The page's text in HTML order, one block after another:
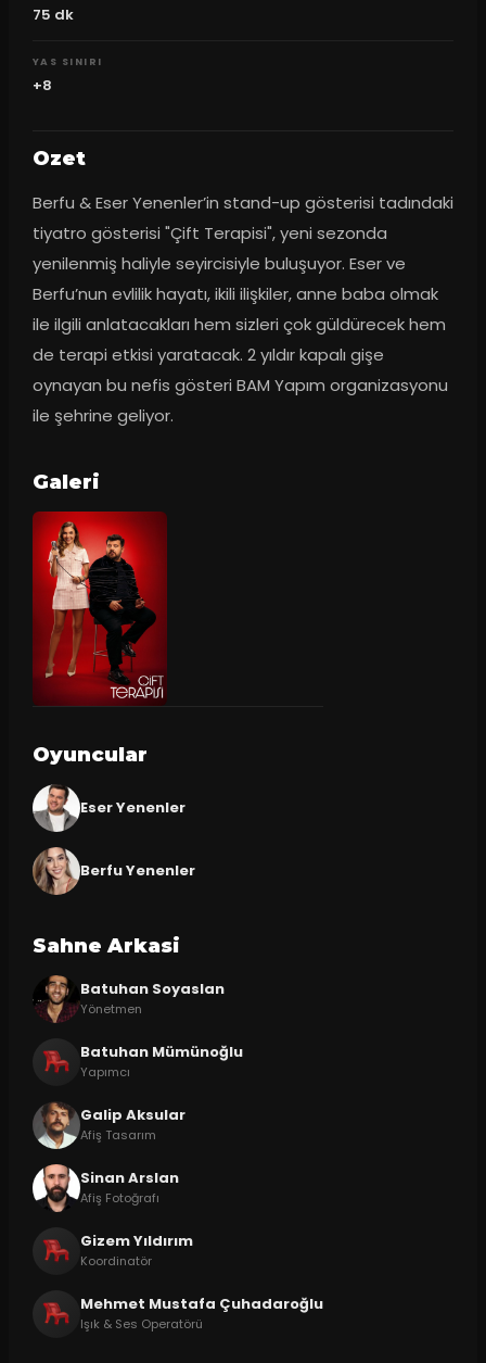
75 dk
YAS SINIRI
+8
Ozet
Berfu & Eser Yenenler’in stand-up gösterisi tadındaki
tiyatro gösterisi "Çift Terapisi", yeni sezonda
yenilenmiş haliyle seyircisiyle buluşuyor. Eser ve
Berfu’nun evlilik hayatı, ikili ilişkiler, anne baba olmak
ile ilgili anlatacakları hem sizleri çok güldürecek hem
de terapi etkisi yaratacak. 2 yıldır kapalı gişe
oynayan bu nefis gösteri BAM Yapım organizasyonu
ile şehrine geliyor.
Galeri
Oyuncular
Eser Yenenler
Berfu Yenenler
Sahne Arkasi
Batuhan Soyaslan
Yönetmen
Batuhan Mümünoğlu
Yapımcı
Galip Aksular
Afiş Tasarım
Sinan Arslan
Afiş Fotoğrafı
Gizem Yıldırım
Koordinatör
Mehmet Mustafa Çuhadaroğlu
Işık & Ses Operatörü